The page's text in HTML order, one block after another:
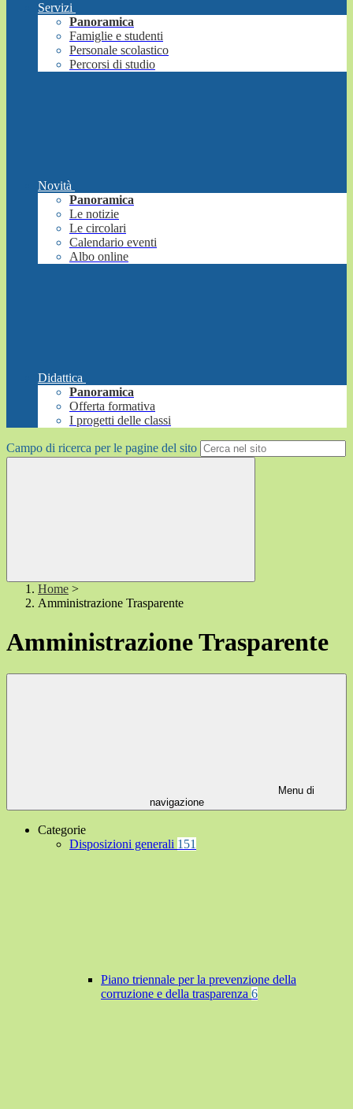
Servizi
Panoramica
Famiglie e studenti
Personale scolastico
Percorsi di studio
Novità
Panoramica
Le notizie
Le circolari
Calendario eventi
Albo online
Didattica
Panoramica
Offerta formativa
I progetti delle classi
Campo di ricerca per le pagine del sito
Home >
Amministrazione Trasparente
Amministrazione Trasparente
Menu di
navigazione
Categorie
Disposizioni generali 151
Piano triennale per la prevenzione della
corruzione e della trasparenza 6